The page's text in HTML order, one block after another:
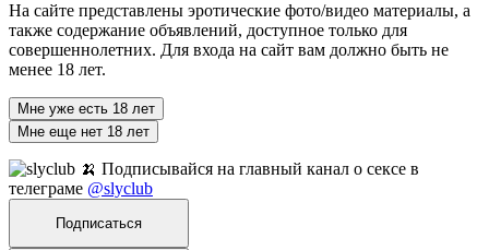
На сайте представлены эротические фото/видео материалы, а
также содержание объявлений, доступное только для
совершеннолетних. Для входа на сайт вам должно быть не
менее 18 лет.
Мне уже есть 18 лет
Мне еще нет 18 лет
🍌 Подписывайся на главный канал о сексе в
телеграме @slyclub
Подписаться